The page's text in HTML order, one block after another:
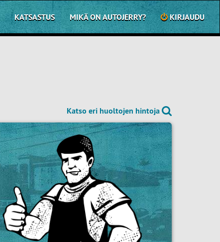
KATSASTUS MIKÄ ON AUTOJERRY? KIRJAUDU
Katso eri huoltojen hintoja